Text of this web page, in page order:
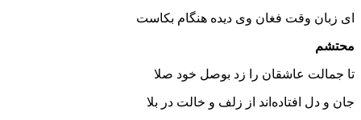
ای زبان وقت فغان وی دیده هنگام بکاست
محتشم
تا جمالت عاشقان را زد بوصل خود صلا
جان و دل افتاده‌اند از زلف و خالت در بلا